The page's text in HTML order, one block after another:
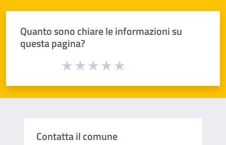
Quanto sono chiare le informazioni su
questa pagina?
Valuta da 1 a 5 stelle la pagina
Contatta il comune